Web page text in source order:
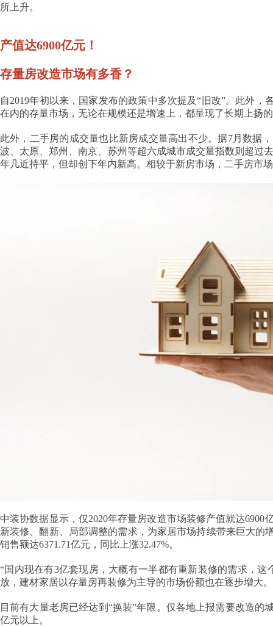
所上升。
产值达6900亿元！
存量房改造市场有多香？
自2019年初以来，国家发布的政策中多次提及“旧改”。此外
在内的存量市场，无论在规模还是增速上，都呈现了长期上扬
此外，二手房的成交量也比新房成交量高出不少。据7月数据
波、太原、郑州、南京、苏州等超六成城市成交量指数则超过
年几近持平，但却创下年内新高。相较于新房市场，二手房市
中装协数据显示，仅2020年存量房改造市场装修产值就达
新装修、翻新、局部调整的需求，为家居市场持续带来巨大的
销售额达6371.71亿元，同比上涨32.47%。
“国内现在有3亿套现房，大概有一半都有重新装修的需求，
放，建材家居以存量房再装修为主导的市场份额也在逐步增大。
目前有大量老房已经达到“换装”年限。仅各地上报需要改造
亿元以上。